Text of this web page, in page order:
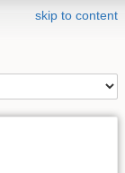
skip to content